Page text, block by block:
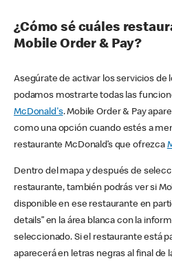
¿Cómo sé cuáles
Mobile Order & Pay?
Asegúrate de activar los servicios de
podamos mostrarte todas las
McDonald's. Mobile Order & Pay
como una opción cuando estés a
restaurante McDonald’s que ofrezca
Dentro del mapa y después de
restaurante, también podrás ver si
disponible en ese restaurante en
details” en la área blanca con la
seleccionado. Si el restaurante está
aparecerá en letras negras al final de